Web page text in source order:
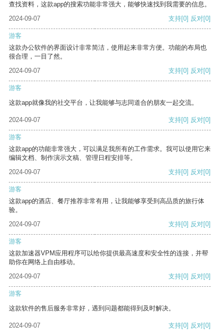
查找资料，这款app的搜索功能非常强大，能够快速找到我需要的信息。
2024-09-07
支持[0] 反对[0]
游客
这款办公软件的界面设计非常简洁，使用起来非常方便。功能的布局也
很合理，一目了然。
2024-09-07
支持[0] 反对[0]
游客
这款app就像我的社交平台，让我能够与志同道合的朋友一起交流。
2024-09-07 支持[0] 反对[0]
游客
这款app的功能非常强大，可以满足我所有的工作需求。我可以使用它来
编辑文档、制作演示文稿、管理日程安排等。
2024-09-07
支持[0] 反对[0]
游客
这款app的酒店、餐厅推荐非常有用，让我能够享受到高品质的旅行体
验。
2024-09-07
支持[0] 反对[0]
游客
这款加速器VPM应用程序可以给你提供最高速度和安全性的连接，并帮
助你在网络上自由移动。
2024-09-07
支持[0] 反对[0]
游客
这款软件的售后服务非常好，遇到问题都能得到及时解决。
2024-09-07 支持[0] 反对[0]